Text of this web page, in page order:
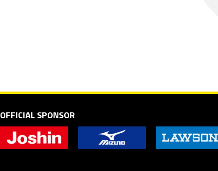
OFFICIAL SPONSOR